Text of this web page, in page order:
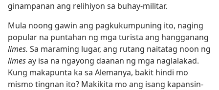
ginampanan ang relihiyon sa buhay-militar.
Mula noong gawin ang pagkukumpuning ito, naging
popular na puntahan ng mga turista ang hangganang
limes. Sa maraming lugar, ang rutang naitatag noon ng
limesay isa na ngayong daanan ng mga naglalakad.
Kung makapunta ka sa Alemanya, bakit hindi mo
mismo tingnan ito? Makikita mo ang isang kapansin-